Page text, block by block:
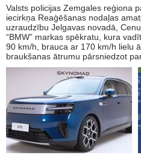
Valsts policijas Zemgales reģiona
iecirkņa Reaģēšanas nodaļas
uzraudzību Jelgavas novadā,
“BMW” markas spēkratu, kura
90 km/h, brauca ar 170 km/h lielu
braukšanas ātrumu pārsniedzot